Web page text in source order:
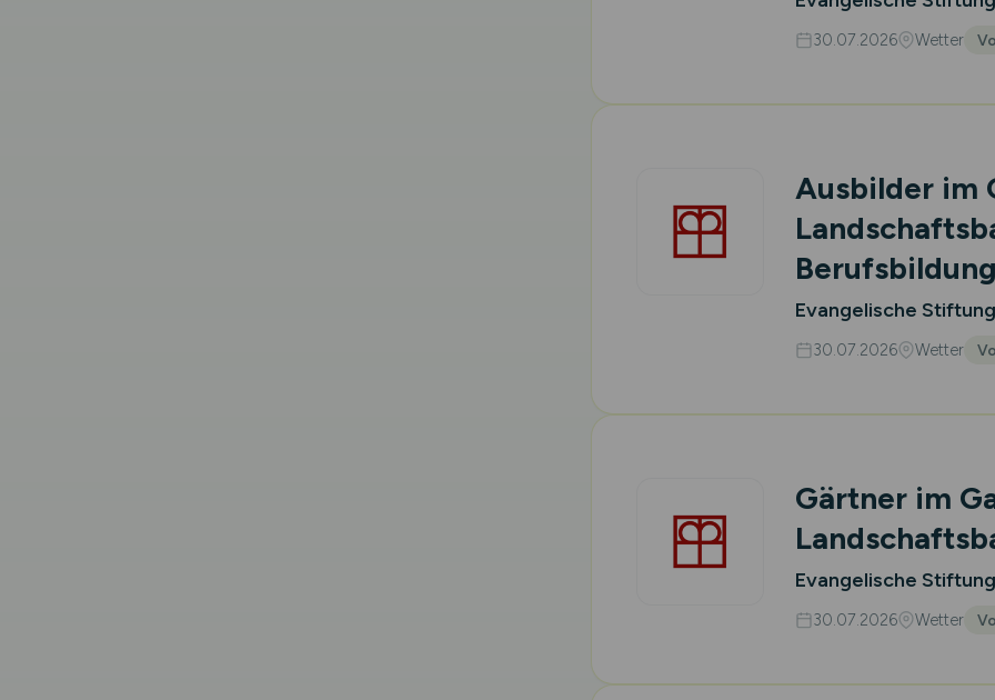
30.07.2026 Wetter
Ausbilder im
Evangelische
30.07.2026 Wetter
Gärtner im
Evangelische
30.07.2026 Wetter